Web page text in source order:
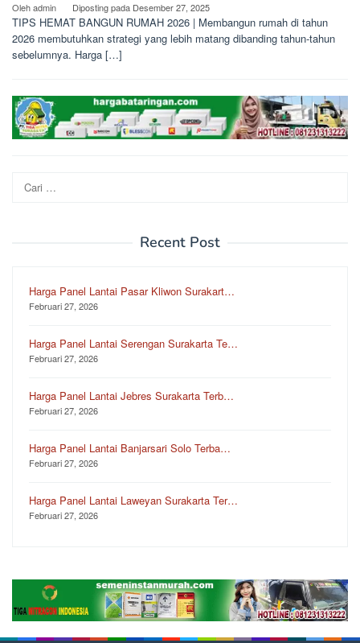
Olehadmin Diposting pada Desember 27, 2025
TIPS HEMAT BANGUN RUMAH 2026 | Membangun rumah di tahun
2026 membutuhkan strategi yang lebih matang dibanding tahun-tahun
sebelumnya. Harga […]
Cari
untuk:
Recent Post
Harga Panel Lantai Pasar Kliwon Surakart…
Februari 27, 2026
Harga Panel Lantai Serengan Surakarta Te…
Februari 27, 2026
Harga Panel Lantai Jebres Surakarta Terb…
Februari 27, 2026
Harga Panel Lantai Banjarsari Solo Terba…
Februari 27, 2026
Harga Panel Lantai Laweyan Surakarta Ter…
Februari 27, 2026